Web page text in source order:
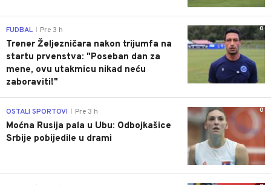
0
FUDBAL Pre 3 h
Trener Željezničara nakon trijumfa na
startu prvenstva: "Poseban dan za
mene, ovu utakmicu nikad neću
zaboraviti!"
0
OSTALI SPORTOVI Pre 3 h
Moćna Rusija pala u Ubu: Odbojkašice
Srbije pobijedile u drami